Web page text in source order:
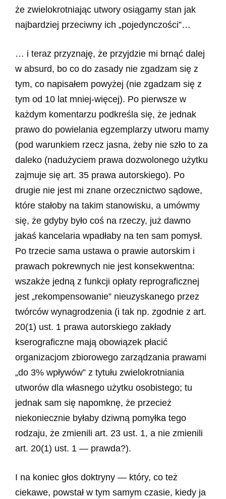
że zwielokrotniając utwory osiągamy stan jak
najbardziej przeciwny ich „pojedynczości”…
… i teraz przyznaję, że przyjdzie mi brnąć dalej
w absurd, bo co do zasady nie zgadzam się z
tym, co napisałem powyżej (nie zgadzam się z
tym od 10 lat mniej-więcej). Po pierwsze w
każdym komentarzu podkreśla się, że jednak
prawo do powielania egzemplarzy utworu mamy
(pod warunkiem rzecz jasna, żeby nie szło to za
daleko (nadużyciem prawa dozwolonego użytku
zajmuje się art. 35 prawa autorskiego). Po
drugie nie jest mi znane orzecznictwo sądowe,
które stałoby na takim stanowisku, a umówmy
się, że gdyby było coś na rzeczy, już dawno
jakaś kancelaria wpadłaby na ten sam pomysł.
Po trzecie sama ustawa o prawie autorskim i
prawach pokrewnych nie jest konsekwentna:
wszakże jedną z funkcji opłaty reprograficznej
jest „rekompensowanie” nieuzyskanego przez
twórców wynagrodzenia (i tak np. zgodnie z art.
20(1) ust. 1 prawa autorskiego zakłady
kserograficzne mają obowiązek płacić
organizacjom zbiorowego zarządzania prawami
„do 3% wpływów” z tytułu zwielokrotniania
utworów dla własnego użytku osobistego; tu
jednak sam się napomknę, że przecież
niekoniecznie byłaby dziwną pomyłka tego
rodzaju, że zmienili art. 23 ust. 1, a nie zmienili
art. 20(1) ust. 1 — prawda?).
I na koniec głos doktryny — który, co też
ciekawe, powstał w tym samym czasie, kiedy ja